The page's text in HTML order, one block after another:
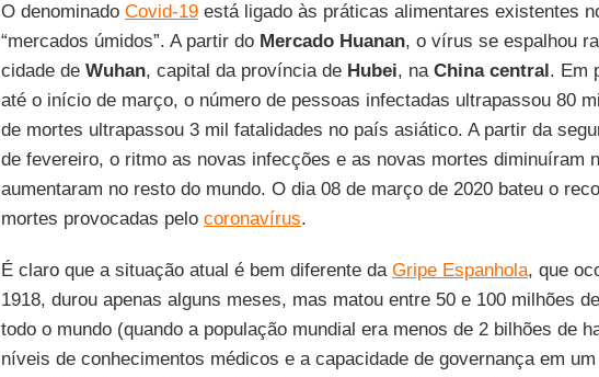
O denominado Covid-19está ligado às práticas alimentares existentes
“mercados úmidos”. A partir do Mercado Huanan, o vírus se espalhou
cidade de Wuhan, capital da província de Hubei, na China central. Em
até o início de março, o número de pessoas infectadas ultrapassou 80
de mortes ultrapassou 3 mil fatalidades no país asiático. A partir da
de fevereiro, o ritmo as novas infecções e as novas mortes diminuíram
aumentaram no resto do mundo. O dia 08 de março de 2020 bateu o
mortes provocadas pelo coronavírus.
É claro que a situação atual é bem diferente da Gripe Espanhola, que
1918, durou apenas alguns meses, mas matou entre 50 e 100 milhões
todo o mundo (quando a população mundial era menos de 2 bilhões de
níveis de conhecimentos médicos e a capacidade de governança em